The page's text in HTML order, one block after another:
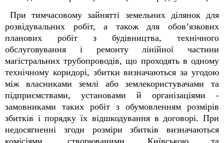
При тимчасовому зайнятті земельних ділянок для
розвідувальних робіт, а також для обов’язкових
планових робіт з будівництва, технічного
обслуговування і ремонту лінійної частини
магістральних трубопроводів, що проходять в одному
технічному коридорі, збитки визначаються за угодою
між власниками землі або землекористувачами та
підприємствами, установами й організаціями -
замовниками таких робіт з обумовленням розмірів
збитків і порядку їх відшкодування в договорі. При
недосягненні згоди розміри збитків визначаються
комісіями, створюваними Київською та